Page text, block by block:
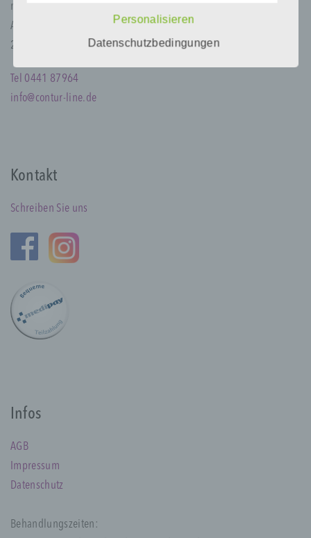
med ästhetik institut GmbH
Alexanderstr. 125
26121 Oldenburg
Tel 0441 87964
info@contur-line.de
Kontakt
Schreiben Sie uns
Infos
AGB
Impressum
Datenschutz
Behandlungszeiten:
Begrifflichkeiten, die durch den Europäischen
der Datenschutz-Grundverordnung (DS-GVO)
verwendet wurden. Unsere
Datenschutzerklärung soll sowohl für die
Begrifflichkeiten erläutern.
Wir verwenden in dieser Datenschutzerklärung
unter anderem die folgenden Begriffe:
a) personenbezogene Daten
Informationen, die sich auf eine identifizierte
oder identifizierbare natürliche Person (im
Folgenden „betroffene Person") beziehen.
kulturellen oder sozialen Identität dieser
natürlichen Person sind, identifiziert werden
Personalisieren
Datenschutzbedingungen